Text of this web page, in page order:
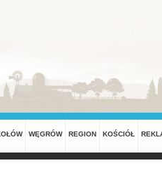
WĘGRÓW REGION KOŚCIÓŁ